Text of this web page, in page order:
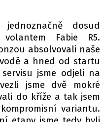
nebo video?
autoroad.cz
dosud
Fabie R5.
absolvovali naše
a hned od startu
jsme odjeli na
jsme dvě mokré
do kříže a tak jsem
variantu.